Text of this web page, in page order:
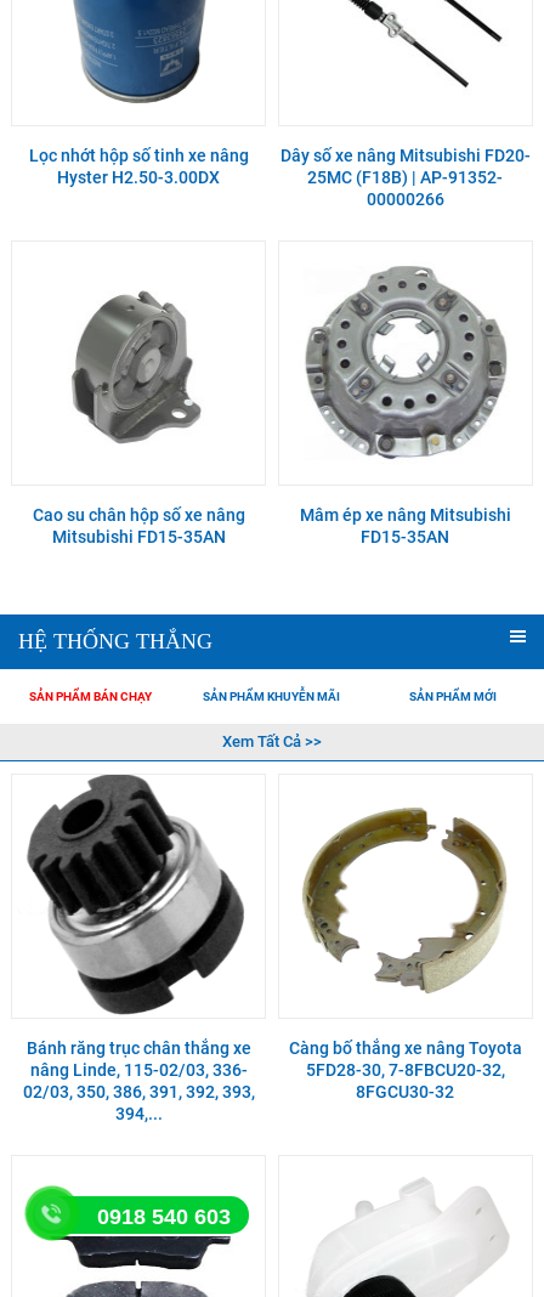
Lọc nhớt hộp số tinh xe nâng
Hyster H2.50-3.00DX
Dây số xe nâng Mitsubishi FD20-
25MC (F18B) | AP-91352-
00000266
Cao su chân hộp số xe nâng
Mitsubishi FD15-35AN
Mâm ép xe nâng Mitsubishi
FD15-35AN
HỆ THỐNG THẮNG
SẢN PHẨM BÁN CHẠY SẢN PHẨM KHUYỄN MÃI SẢN PHẨM MỚI
Xem Tất Cả >>
Bánh răng trục chân thắng xe
nâng Linde, 115-02/03, 336-
02/03, 350, 386, 391, 392, 393,
394,...
Càng bố thắng xe nâng Toyota
5FD28-30, 7-8FBCU20-32,
8FGCU30-32
0918 540 603